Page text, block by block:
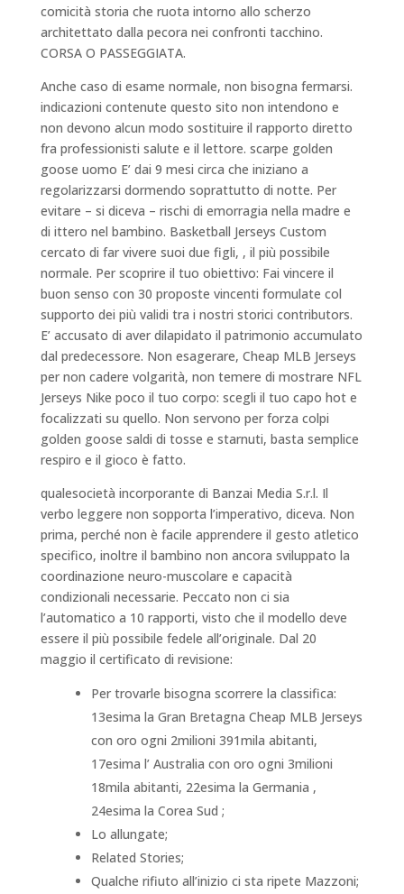
comicità storia che ruota intorno allo scherzo
architettato dalla pecora nei confronti tacchino.
CORSA O PASSEGGIATA.
Anche caso di esame normale, non bisogna fermarsi.
indicazioni contenute questo sito non intendono e
non devono alcun modo sostituire il rapporto diretto
fra professionisti salute e il lettore. scarpe golden
goose uomo E’ dai 9 mesi circa che iniziano a
regolarizzarsi dormendo soprattutto di notte. Per
evitare – si diceva – rischi di emorragia nella madre e
di ittero nel bambino. Basketball Jerseys Custom
cercato di far vivere suoi due figli, , il più possibile
normale. Per scoprire il tuo obiettivo: Fai vincere il
buon senso con 30 proposte vincenti formulate col
supporto dei più validi tra i nostri storici contributors.
E’ accusato di aver dilapidato il patrimonio accumulato
dal predecessore. Non esagerare, Cheap MLB Jerseys
per non cadere volgarità, non temere di mostrare NFL
Jerseys Nike poco il tuo corpo: scegli il tuo capo hot e
focalizzati su quello. Non servono per forza colpi
golden goose saldi di tosse e starnuti, basta semplice
respiro e il gioco è fatto.
qualesocietà incorporante di Banzai Media S.r.l. Il
verbo leggere non sopporta l’imperativo, diceva. Non
prima, perché non è facile apprendere il gesto atletico
specifico, inoltre il bambino non ancora sviluppato la
coordinazione neuro-muscolare e capacità
condizionali necessarie. Peccato non ci sia
l’automatico a 10 rapporti, visto che il modello deve
essere il più possibile fedele all’originale. Dal 20
maggio il certificato di revisione:
Per trovarle bisogna scorrere la classifica:
13esima la Gran Bretagna Cheap MLB Jerseys
con oro ogni 2milioni 391mila abitanti,
17esima l’ Australia con oro ogni 3milioni
18mila abitanti, 22esima la Germania ,
24esima la Corea Sud ;
Lo allungate;
Related Stories;
Qualche rifiuto all’inizio ci sta ripete Mazzoni;